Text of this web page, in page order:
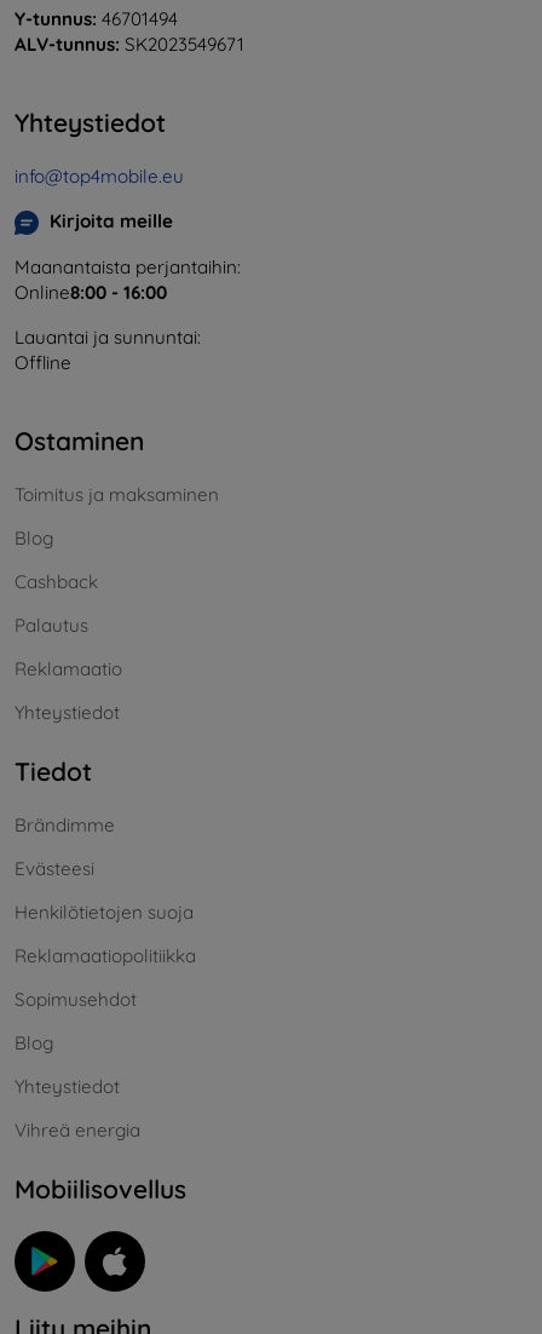
Y-tunnus: 46701494
ALV-tunnus: SK2023549671
Yhteystiedot
info@top4mobile.eu
Kirjoita meille
Maanantaista perjantaihin:
Online8:00 - 16:00
Lauantai ja sunnuntai:
Offline
Ostaminen
Toimitus ja maksaminen
Blog
Cashback
Palautus
Reklamaatio
Yhteystiedot
Tiedot
Brändimme
Evästeesi
Henkilötietojen suoja
Reklamaatiopolitiikka
Sopimusehdot
Blog
Yhteystiedot
Vihreä energia
Mobiilisovellus
Liity meihin